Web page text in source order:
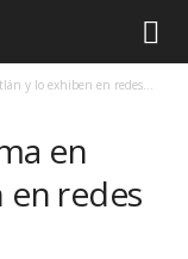
y lo exhiben en redes...
en
en redes